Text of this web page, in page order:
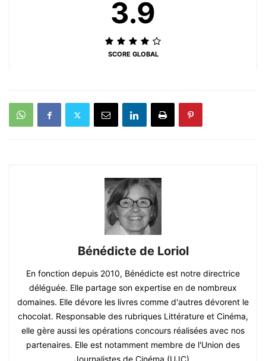
3.9
SCORE GLOBAL
Bénédicte de Loriol
En fonction depuis 2010, Bénédicte est notre directrice
déléguée. Elle partage son expertise en de nombreux
domaines. Elle dévore les livres comme d'autres dévorent le
chocolat. Responsable des rubriques Littérature et Cinéma,
elle gère aussi les opérations concours réalisées avec nos
partenaires. Elle est notamment membre de l'Union des
Journalistes de Cinéma (UJC).